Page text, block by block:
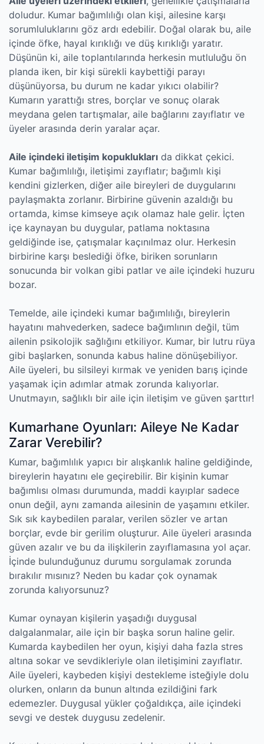
doludur. Kumar bağımlılığı olan kişi, ailesine karşı
sorumluluklarını göz ardı edebilir. Doğal olarak bu, aile
içinde öfke, hayal kırıklığı ve düş kırıklığı yaratır.
Düşünün ki, aile toplantılarında herkesin mutluluğu ön
planda iken, bir kişi sürekli kaybettiği parayı
düşünüyorsa, bu durum ne kadar yıkıcı olabilir?
Kumarın yarattığı stres, borçlar ve sonuç olarak
meydana gelen tartışmalar, aile bağlarını zayıflatır ve
üyeler arasında derin yaralar açar.
Aile içindeki iletişim kopuklukları da dikkat çekici.
Kumar bağımlılığı, iletişimi zayıflatır; bağımlı kişi
kendini gizlerken, diğer aile bireyleri de duygularını
paylaşmakta zorlanır. Birbirine güvenin azaldığı bu
ortamda, kimse kimseye açık olamaz hale gelir. İçten
içe kaynayan bu duygular, patlama noktasına
geldiğinde ise, çatışmalar kaçınılmaz olur. Herkesin
birbirine karşı beslediği öfke, biriken sorunların
sonucunda bir volkan gibi patlar ve aile içindeki huzuru
bozar.
Temelde, aile içindeki kumar bağımlılığı, bireylerin
hayatını mahvederken, sadece bağımlının değil, tüm
ailenin psikolojik sağlığını etkiliyor. Kumar, bir lutru rüya
gibi başlarken, sonunda kabus haline dönüşebiliyor.
Aile üyeleri, bu silsileyi kırmak ve yeniden barış içinde
yaşamak için adımlar atmak zorunda kalıyorlar.
Unutmayın, sağlıklı bir aile için iletişim ve güven şarttır!
Kumarhane Oyunları: Aileye Ne Kadar
Zarar Verebilir?
Kumar, bağımlılık yapıcı bir alışkanlık haline geldiğinde,
bireylerin hayatını ele geçirebilir. Bir kişinin kumar
bağımlısı olması durumunda, maddi kayıplar sadece
onun değil, aynı zamanda ailesinin de yaşamını etkiler.
Sık sık kaybedilen paralar, verilen sözler ve artan
borçlar, evde bir gerilim oluşturur. Aile üyeleri arasında
güven azalır ve bu da ilişkilerin zayıflamasına yol açar.
İçinde bulunduğunuz durumu sorgulamak zorunda
bırakılır mısınız? Neden bu kadar çok oynamak
zorunda kalıyorsunuz?
Kumar oynayan kişilerin yaşadığı duygusal
dalgalanmalar, aile için bir başka sorun haline gelir.
Kumarda kaybedilen her oyun, kişiyi daha fazla stres
altına sokar ve sevdikleriyle olan iletişimini zayıflatır.
Aile üyeleri, kaybeden kişiyi destekleme isteğiyle dolu
olurken, onların da bunun altında ezildiğini fark
edemezler. Duygusal yükler çoğaldıkça, aile içindeki
sevgi ve destek duygusu zedelenir.